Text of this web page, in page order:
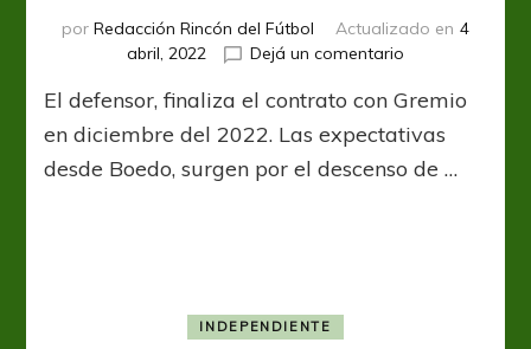
por Redacción Rincón del Fútbol Actualizado en 4
abril, 2022
Dejá un comentario
Lorenzo
considera
regreso
El defensor, finaliza el contrato con Gremio
en diciembre del 2022. Las expectativas
desde Boedo, surgen por el descenso de …
INDEPENDIENTE